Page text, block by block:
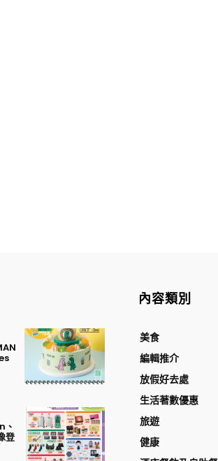
登
內容類別
美食
編輯推介
放假好去處
生活著數優惠
旅遊
健康